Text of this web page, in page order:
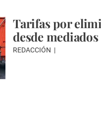
Tarifas por
desde
REDACCIÓN